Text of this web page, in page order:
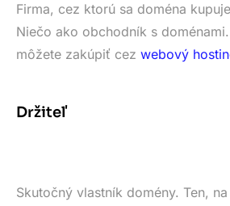
Firma, cez ktorú sa doména
Niečo ako obchodník s
môžete zakúpiť cez webový
Držiteľ
Skutočný vlastník domény. Ten,